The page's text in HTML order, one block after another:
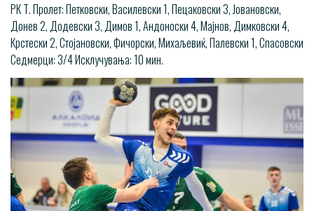
РК Т. Пролет: Петковски, Василевски 1, Пецаковски 3, Јовановски,
Донев 2, Додевски 3, Димов 1, Андоноски 4, Мајнов, Димковски 4,
Крстески 2, Стојановски, Фичорски, Михаљевиќ, Палевски 1, Спасовски
Седмерци: 3/4 Исклучувања: 10 мин.